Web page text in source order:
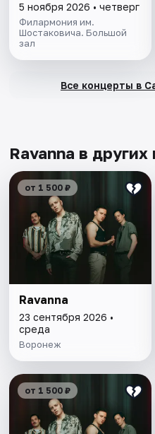
5 ноября 2026 • четверг
Филармония им.
Шостаковича. Большой
зал
Все концерты в
Ravanna в других
от 1 500 ₽
Ravanna
23 сентября 2026 •
среда
Воронеж
от 1 500 ₽